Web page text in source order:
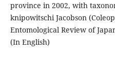
province in 2002, with
knipowitschi Jacobson
Entomological Review of
(In English)